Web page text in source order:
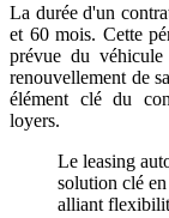
La durée d'un
et 60 mois. Cette
prévue du
renouvellement de
élément clé du
loyers.
Le leasing
solution clé
alliant